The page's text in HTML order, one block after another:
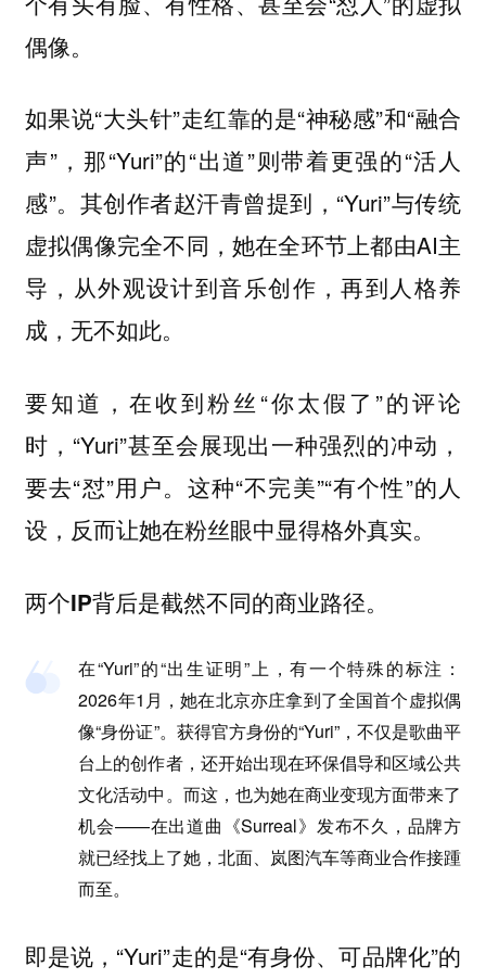
偶像。
如果说“大头针”走红靠的是“神秘感”和“融合
声”，那“Yuri”的“出道”则带着更强的“活人
感”。其创作者赵汗青曾提到，“Yuri”与传统
虚拟偶像完全不同，她在全环节上都由AI主
导，从外观设计到音乐创作，再到人格养
成，无不如此。
要知道，在收到粉丝“你太假了”的评论
时，“Yuri”甚至会展现出一种强烈的冲动，
要去“怼”用户。这种“不完美”“有个性”的人
设，反而让她在粉丝眼中显得格外真实。
两个IP背后是截然不同的商业路径。
在“Yuri”的“出生证明”上，有一个特殊的标注：
2026年1月，她在北京亦庄拿到了全国首个虚拟偶
像“身份证”。获得官方身份的“Yuri”，不仅是歌曲平
台上的创作者，还开始出现在环保倡导和区域公共
文化活动中。而这，也为她在商业变现方面带来了
机会——在出道曲《Surreal》发布不久，品牌方
就已经找上了她，北面、岚图汽车等商业合作接踵
而至。
即是说，“Yuri”走的是“有身份、可品牌化”的